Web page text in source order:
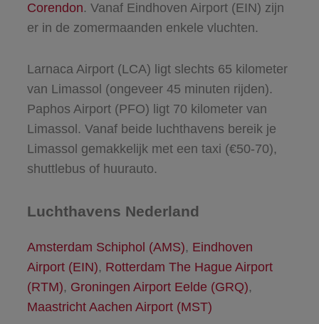
Corendon. Vanaf Eindhoven Airport (EIN) zijn
er in de zomermaanden enkele vluchten.
Larnaca Airport (LCA) ligt slechts 65 kilometer
van Limassol (ongeveer 45 minuten rijden).
Paphos Airport (PFO) ligt 70 kilometer van
Limassol. Vanaf beide luchthavens bereik je
Limassol gemakkelijk met een taxi (€50-70),
shuttlebus of huurauto.
Luchthavens Nederland
Amsterdam Schiphol (AMS), Eindhoven
Airport (EIN), Rotterdam The Hague Airport
(RTM), Groningen Airport Eelde (GRQ),
Maastricht Aachen Airport (MST)